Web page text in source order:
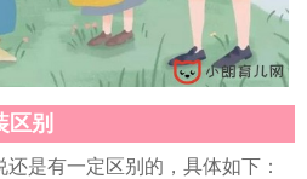
区别
是有一定区别的，具体如下：